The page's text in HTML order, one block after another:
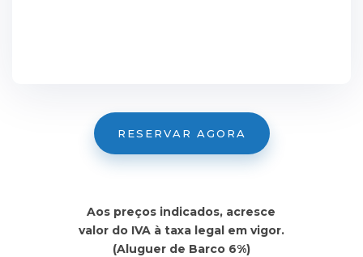
RESERVAR AGORA
Aos preços indicados, acresce
valor do IVA à taxa legal em vigor.
(Aluguer de Barco 6%)